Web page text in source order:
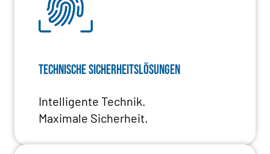
Technische Sicherheitslösungen
Intelligente Technik.
Maximale Sicherheit.